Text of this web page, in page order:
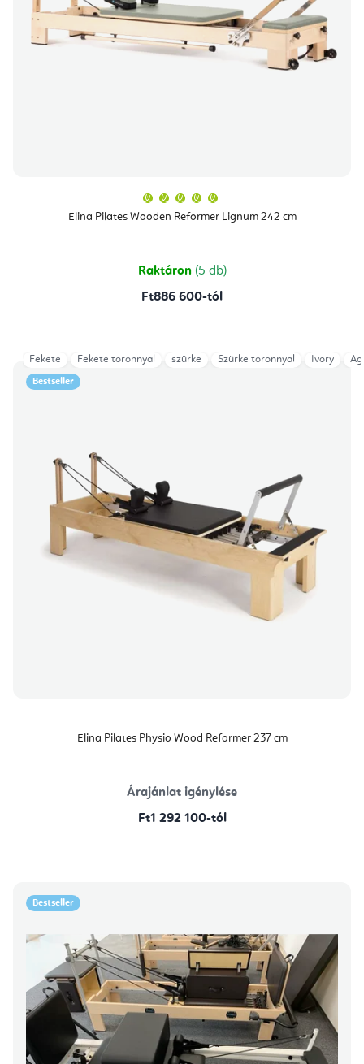
Elina Pilates Wooden Reformer Lignum 242 cm
átlagos
értékelése
csillag.
Raktáron (5 db)
Ft886 600-tól
Bestseller
Elina Pilates Physio Wood Reformer 237 cm
Árajánlat igénylése
Ft1 292 100-tól
Fekete Fekete toronnyal szürke Szürke toronnyal Ivory
Bestseller